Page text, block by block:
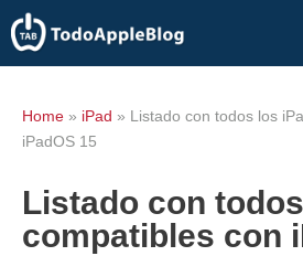
Saltar
al
Home » iPad » Listado con todos los
iPadOS 15
Listado con
compatibles con